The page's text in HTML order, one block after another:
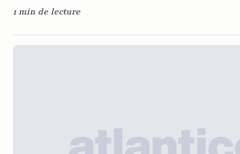
1 min de lecture